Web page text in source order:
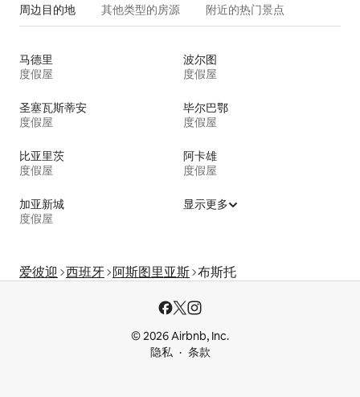
周边目的地 其他类型的房源 附近的热门景点
马德里
度假屋
波尔图
度假屋
圣塞瓦斯蒂安
度假屋
毕尔巴鄂
度假屋
比亚里茨
度假屋
阿卡雄
度假屋
加亚新城
度假屋
显示更多
爱彼迎 西班牙 阿斯图里亚斯 布斯托
© 2026 Airbnb, Inc.
隐私
条款